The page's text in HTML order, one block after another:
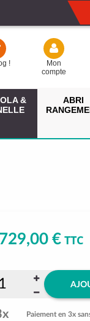
!
Mon
compte
&
ABRI
€TTC
Paiement en 3x